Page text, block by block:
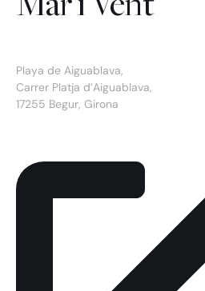
Playa de Aiguablava,
Carrer Platja d’Aiguablava,
17255 Begur, Girona